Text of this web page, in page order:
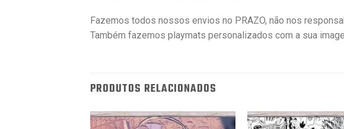
Fazemos todos nossos envios no PRAZO, não nos
Também fazemos playmats personalizados com a sua
PRODUTOS RELACIONADOS